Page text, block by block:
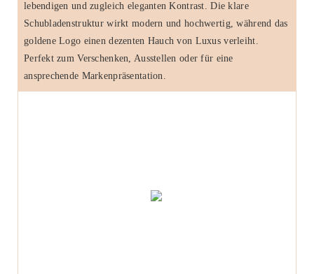
lebendigen und zugleich eleganten Kontrast. Die klare
Schubladenstruktur wirkt modern und hochwertig, während das
goldene Logo einen dezenten Hauch von Luxus verleiht.
Perfekt zum Verschenken, Ausstellen oder für eine
ansprechende Markenpräsentation.